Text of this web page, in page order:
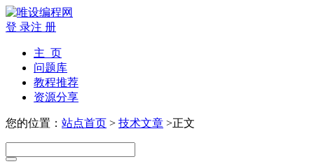
登 录注 册
主 页
问题库
教程推荐
资源分享
您的位置： 站点首页 > 技术文章 >正文